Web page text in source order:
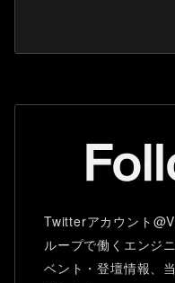
Twitterアカウント
ループで働くエンジ
ベント・登壇情報、